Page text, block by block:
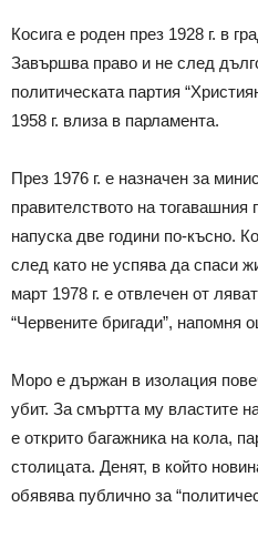
Косига е роден през 1928 г. в
Завършва право и не след
политическата партия
1958 г. влиза в парламента.
През 1976 г. е назначен за
правителството на
напуска две години по-късно.
след като не успява да спаси
март 1978 г. е отвлечен от
“Червените бригади”, напомня
Моро е държан в изолация
убит. За смъртта му властите
е открито багажника на кола,
столицата. Денят, в който
обявява публично за